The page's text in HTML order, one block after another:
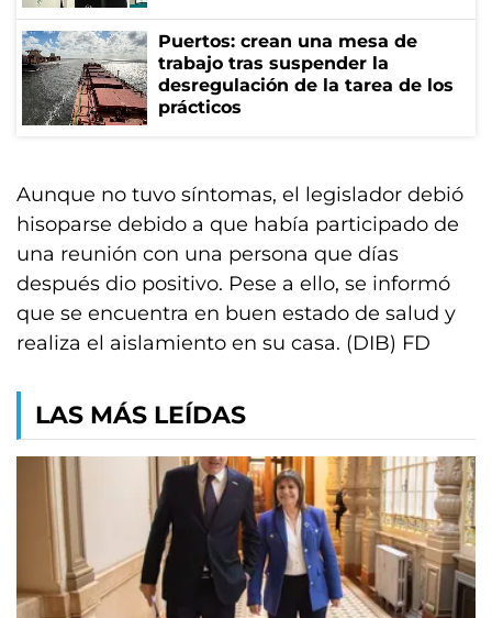
Puertos: crean una mesa de
trabajo tras suspender la
desregulación de la tarea de los
prácticos
Aunque no tuvo síntomas, el legislador debió
hisoparse debido a que había participado de
una reunión con una persona que días
después dio positivo. Pese a ello, se informó
que se encuentra en buen estado de salud y
realiza el aislamiento en su casa. (DIB) FD
LAS MÁS LEÍDAS